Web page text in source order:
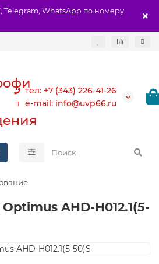
Telegram, WhatsApp по номеру
тел: +7 (343) 226-41-26
e-mail: info@uvp66.ru
AHD-H012.1(5-